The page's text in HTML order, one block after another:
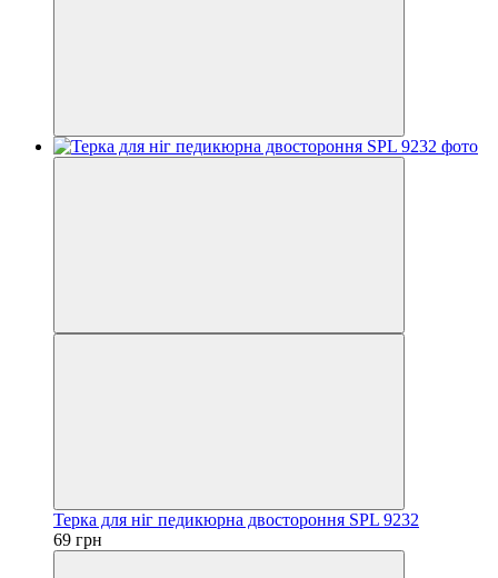
Терка для ніг педикюрна двостороння SPL 9232
69 грн